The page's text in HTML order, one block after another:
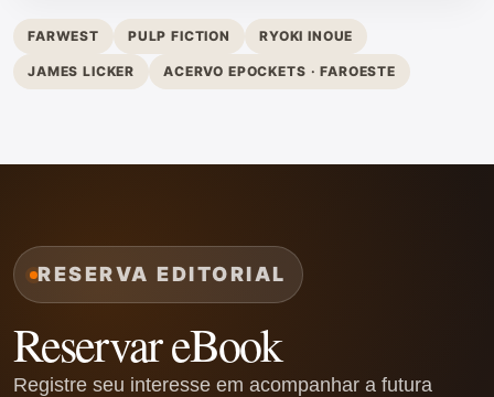
FARWEST PULP FICTION RYOKI INOUE
JAMES LICKER ACERVO EPOCKETS · FAROESTE
RESERVA EDITORIAL
Reservar eBook
Registre seu interesse em acompanhar a futura